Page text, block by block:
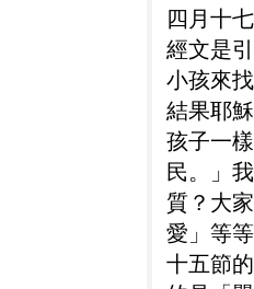
四月十
經文是
小孩來
結果耶
孩子一
民。」
質？大
愛」等
十五節